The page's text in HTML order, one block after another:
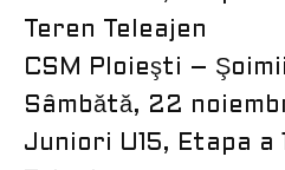
Teren Teleajen
CSM Ploieşti – Şoimii
Sâmbătă, 22
Juniori U15, Etapa a